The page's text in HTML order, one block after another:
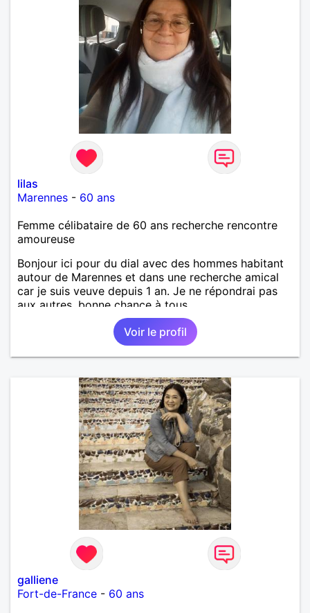
lilas
Marennes - 60 ans
Femme célibataire de 60 ans recherche rencontre
amoureuse
Bonjour ici pour du dial avec des hommes habitant
autour de Marennes et dans une recherche amical
car je suis veuve depuis 1 an. Je ne répondrai pas
aux autres, bonne chance à tous.
Voir le profil
galliene
Fort-de-France - 60 ans